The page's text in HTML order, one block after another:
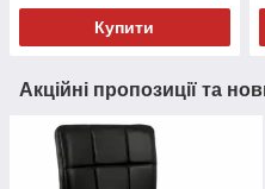
Купити
Акційні пропозиції та